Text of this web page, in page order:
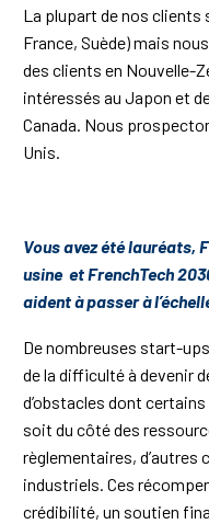
La plupart de nos clients
France, Suède) mais
des clients en Nouvelle-
intéressés au Japon et
Canada. Nous
Unis.
Vous avez été lauréats,
usine et FrenchTech
aident à passer à
De nombreuses start-
de la difficulté à devenir
d’obstacles dont
soit du côté des
règlementaires, d’autres
industriels. Ces
crédibilité, un soutien